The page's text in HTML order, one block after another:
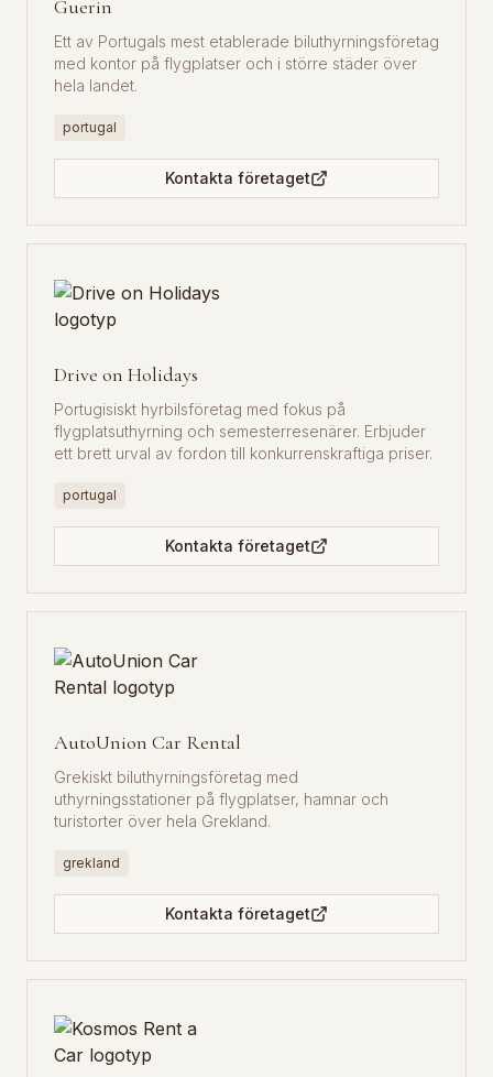
Guerin
Ett av Portugals mest etablerade biluthyrningsföretag
med kontor på flygplatser och i större städer över
hela landet.
portugal
Kontakta företaget
Drive on Holidays
Portugisiskt hyrbilsföretag med fokus på
flygplatsuthyrning och semesterresenärer. Erbjuder
ett brett urval av fordon till konkurrenskraftiga priser.
portugal
Kontakta företaget
AutoUnion Car Rental
Grekiskt biluthyrningsföretag med
uthyrningsstationer på flygplatser, hamnar och
turistorter över hela Grekland.
grekland
Kontakta företaget